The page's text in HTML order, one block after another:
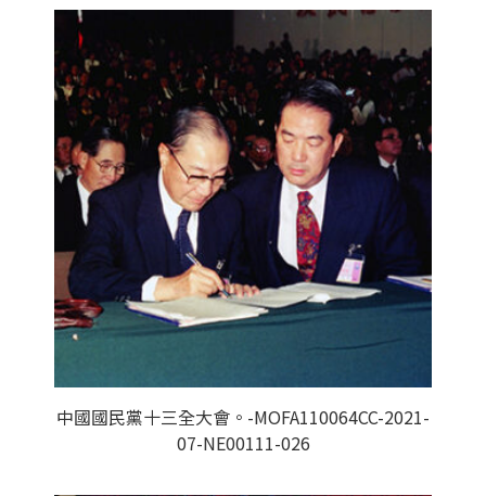
中國國民黨十三全大會。-MOFA110064CC-2021-
07-NE00111-026